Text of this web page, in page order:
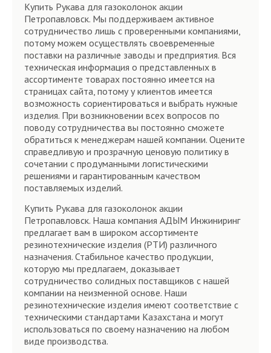
Купить Рукава для газоколонок акции
Петропавловск. Мы поддерживаем активное
сотрудничество лишь с проверенными компаниями,
потому можем осуществлять своевременные
поставки на различные заводы и предприятия. Вся
техническая информация о представленных в
ассортименте товарах постоянно имеется на
страницах сайта, потому у клиентов имеется
возможность сориентироваться и выбрать нужные
изделия. При возникновении всех вопросов по
поводу сотрудничества вы постоянно сможете
обратиться к менеджерам нашей компании. Оцените
справедливую и прозрачную ценовую политику в
сочетании с продуманными логистическими
решениями и гарантированным качеством
поставляемых изделий.
Купить Рукава для газоколонок акции
Петропавловск. Наша компания АДЫМ Инжиниринг
предлагает вам в широком ассортименте
резинотехнические изделия (РТИ) различного
назначения. Стабильное качество продукции,
которую мы предлагаем, доказывает
сотрудничество солидных поставщиков с нашей
компании на неизменной основе. Наши
резинотехнические изделия имеют соответствие с
техническими стандартами Казахстана и могут
использоваться по своему назначению на любом
виде производства.